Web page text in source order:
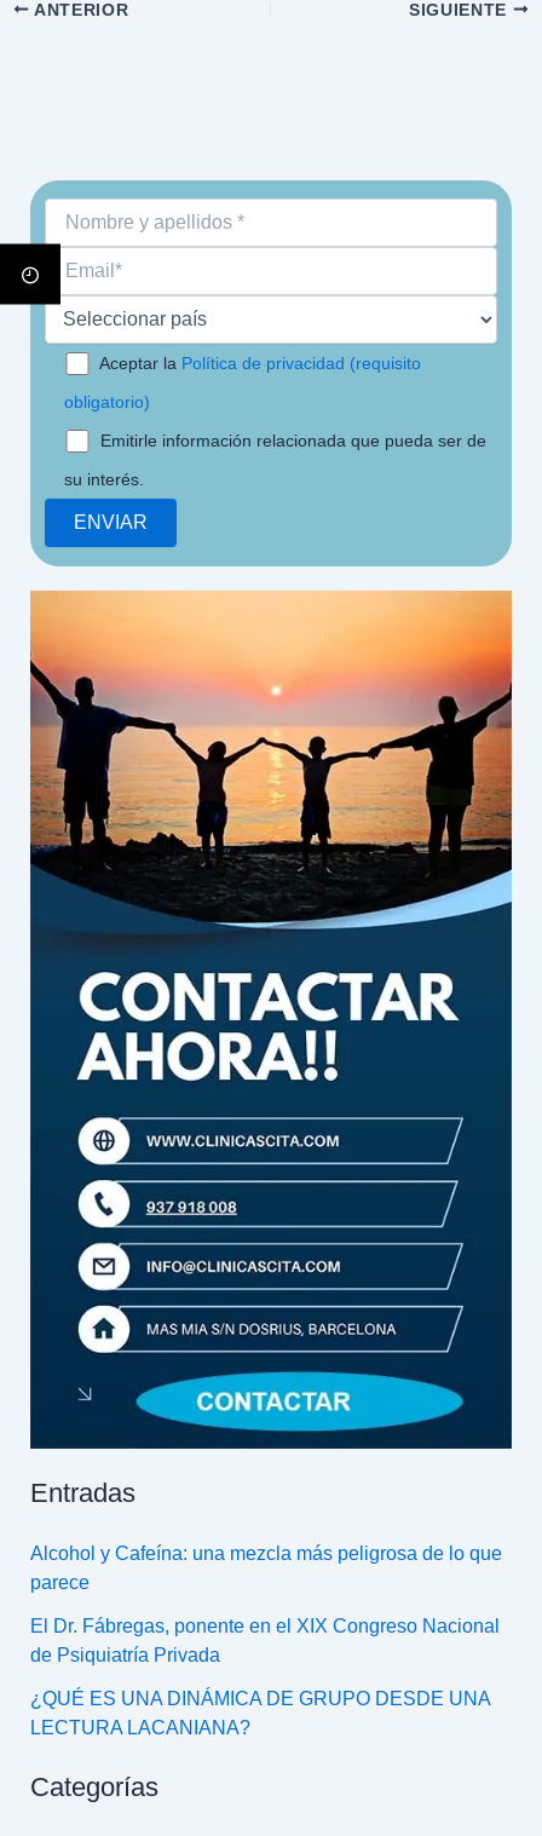
ANTERIOR SIGUIENTE
Aceptar la Política de privacidad (requisito
obligatorio)
Emitirle información relacionada que pueda ser de
su interés.
Entradas
Alcohol y Cafeína: una mezcla más peligrosa de lo que
parece
El Dr. Fábregas, ponente en el XIX Congreso Nacional
de Psiquiatría Privada
¿QUÉ ES UNA DINÁMICA DE GRUPO DESDE UNA
LECTURA LACANIANA?
Categorías